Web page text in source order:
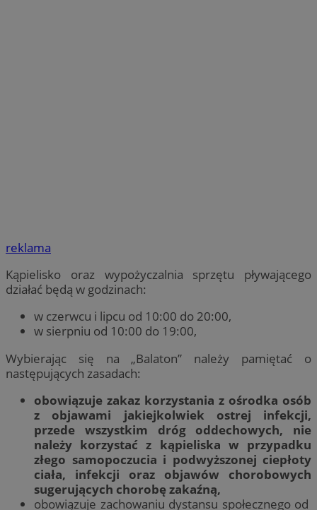
reklama
Kąpielisko oraz wypożyczalnia sprzętu pływającego
działać będą w godzinach:
w czerwcu i lipcu od 10:00 do 20:00,
w sierpniu od 10:00 do 19:00,
Wybierając się na „Balaton” należy pamiętać o
następujących zasadach:
obowiązuje zakaz korzystania z ośrodka osób
z objawami jakiejkolwiek ostrej infekcji,
przede wszystkim dróg oddechowych, nie
należy korzystać z kąpieliska w przypadku
złego samopoczucia i podwyższonej ciepłoty
ciała, infekcji oraz objawów chorobowych
sugerujących chorobę zakaźną,
obowiązuje zachowaniu dystansu społecznego od